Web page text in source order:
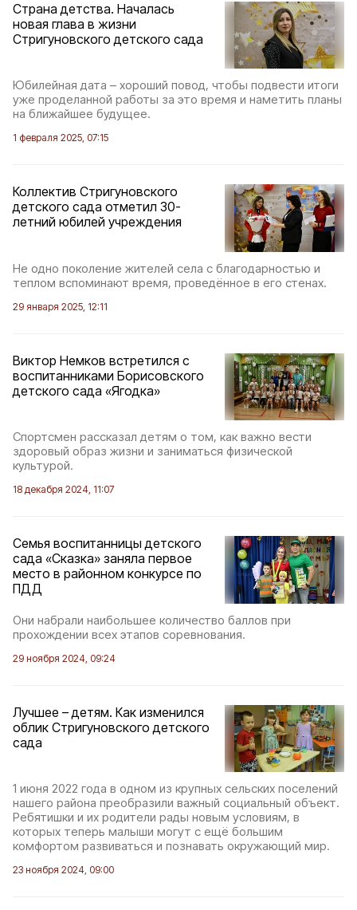
Страна детства. Началась
новая глава в жизни
Стригуновского детского сада
Юбилейная дата – хороший повод, чтобы подвести итоги
уже проделанной работы за это время и наметить планы
на ближайшее будущее.
1 февраля 2025, 07:15
Коллектив Стригуновского
детского сада отметил 30-
летний юбилей учреждения
Не одно поколение жителей села с благодарностью и
теплом вспоминают время, проведённое в его стенах.
29 января 2025, 12:11
Виктор Немков встретился с
воспитанниками Борисовского
детского сада «Ягодка»
Спортсмен рассказал детям о том, как важно вести
здоровый образ жизни и заниматься физической
культурой.
18 декабря 2024, 11:07
Семья воспитанницы детского
сада «Сказка» заняла первое
место в районном конкурсе по
ПДД
Они набрали наибольшее количество баллов при
прохождении всех этапов соревнования.
29 ноября 2024, 09:24
Лучшее – детям. Как изменился
облик Стригуновского детского
сада
1 июня 2022 года в одном из крупных сельских поселений
нашего района преобразили важный социальный объект.
Ребятишки и их родители рады новым условиям, в
которых теперь малыши могут с ещё большим
комфортом развиваться и познавать окружающий мир.
23 ноября 2024, 09:00